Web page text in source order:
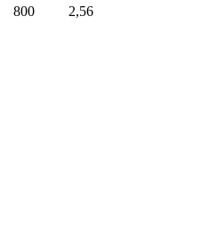
800
2,56